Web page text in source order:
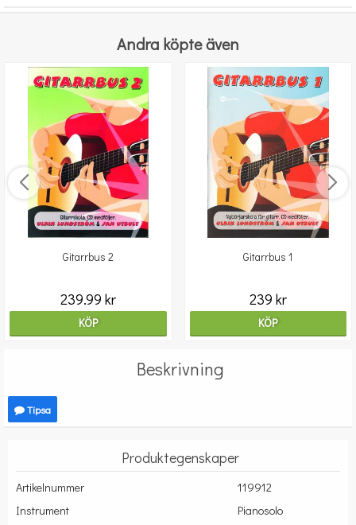
Andra köpte även
Gitarrbus 2
239.99 kr
KÖP
Gitarrbus 1
239 kr
KÖP
Beskrivning
Tipsa
Produktegenskaper
Artikelnummer
119912
Instrument
Pianosolo